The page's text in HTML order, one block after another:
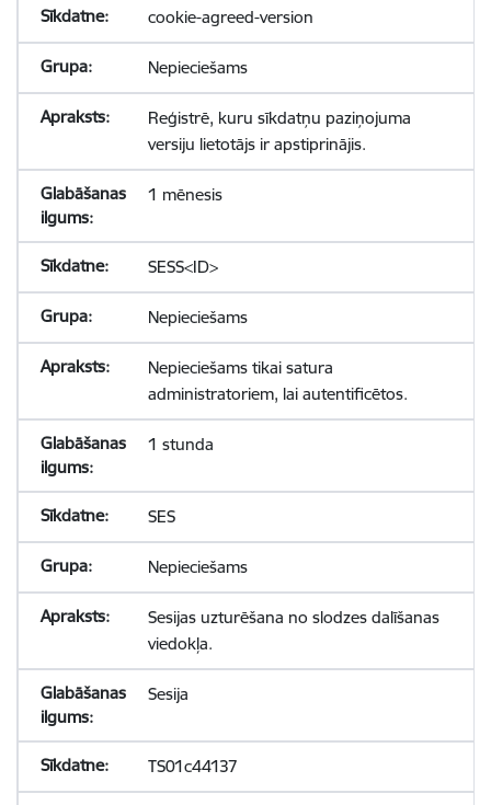
cookie-agreed-version
Nepieciešams
Reģistrē, kuru sīkdatņu paziņojuma
versiju lietotājs ir apstiprinājis.
1 mēnesis
SESS<ID>
Nepieciešams
Nepieciešams tikai satura
administratoriem, lai autentificētos.
1 stunda
SES
Nepieciešams
Sesijas uzturēšana no slodzes dalīšanas
viedokļa.
Sesija
TS01c44137